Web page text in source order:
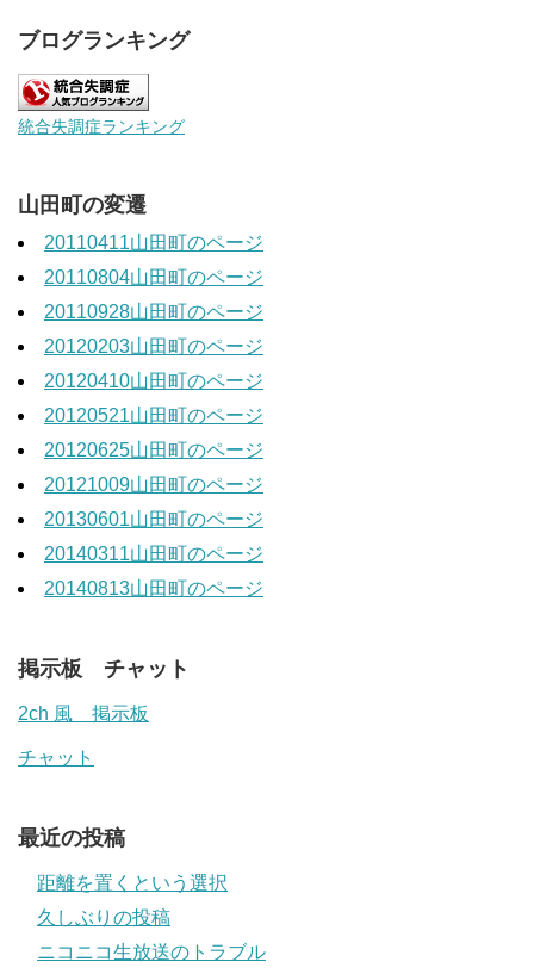
ブログランキング
統合失調症ランキング
山田町の変遷
20110411山田町のページ
20110804山田町のページ
20110928山田町のページ
20120203山田町のページ
20120410山田町のページ
20120521山田町のページ
20120625山田町のページ
20121009山田町のページ
20130601山田町のページ
20140311山田町のページ
20140813山田町のページ
掲示板 チャット
2ch 風 掲示板
チャット
最近の投稿
距離を置くという選択
久しぶりの投稿
ニコニコ生放送のトラブル